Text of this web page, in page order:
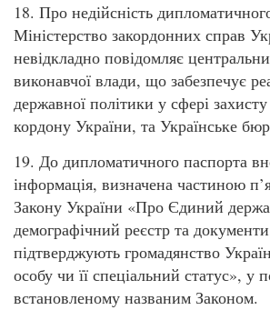
18. Про недійсність
Міністерство закордонних справ
невідкладно повідомляє
виконавчої влади, що забезпечує
державної політики у сфері
кордону України, та Українське
19. До дипломатичного паспорта
інформація, визначена частиною
Закону України «Про Єдиний
демографічний реєстр та
підтверджують громадянство
особу чи її спеціальний статус», у
встановленому названим Законом.